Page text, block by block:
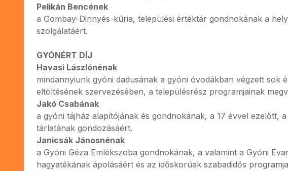
Pelikán Bencének
a Gombay-Dinnyés-kúria, települési értéktár gondnokának a
szolgálatáért.
GYÓNÉRT DÍJ
Havasi Lászlónénak
mindannyiunk gyóni dadusának a gyóni óvodákban végzett sok
eltöltésének szervezésében, a településrész programjainak
Jakó Csabának
a gyóni tájház alapítójának és gondnokának, a 17 évvel
tárlatának gondozásáért.
Janicsák Jánosnénak
a Gyóni Géza Emlékszoba gondnokának, a valamint a Gyóni
hagyatékának ápolásáért és az időskorúak szabadidős